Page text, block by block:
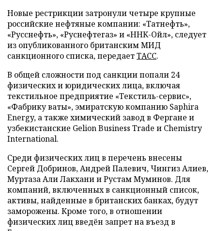
Новые рестрикции затронули четыре крупные
российские нефтяные компании: «Татнефть»,
«Русснефть», «Руснефтегаз» и «ННК-Ойл», следует
из опубликованного британским МИД
санкционного списка, передаетТАСС.
В общей сложности под санкции попали 24
физических и юридических лица, включая
текстильное предприятие «Текстиль-сервис»,
«Фабрику ваты», эмиратскую компанию Saphira
Energy, а также химический завод в Фергане и
узбекистанские Gelion Business Trade и Chemistry
International.
Среди физических лиц в перечень внесены
Сергей Добринов, Андрей Палевич, Чингиз Алиев,
Муртаза Али Лакхани и Рустам Муминов. Для
компаний, включенных в санкционный список,
активы, найденные в британских банках, будут
заморожены. Кроме того, в отношении
физических лиц введён запрет на въезд в